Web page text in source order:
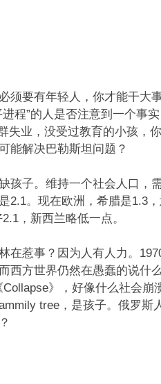
须要有年轻人，你才能干大
程”的人是否注意到一个事
失业，没受过教育的小孩，
能解决巴勒斯坦问题？
孩子。维持一个社会人口，
2.1。现在欧洲，希腊是1.3
，新西兰略低一点。
在惹事？因为人有人力。
西方世界仍然在愚蠢的说什
》，好像什么社会崩
tree，是孩子。俄罗斯